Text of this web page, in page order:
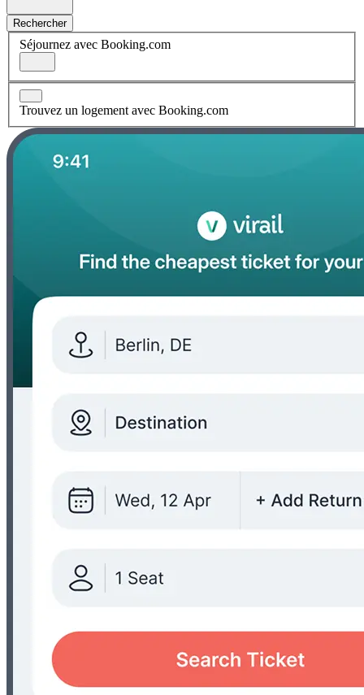
Rechercher
Séjournez avec Booking.com
Trouvez un logement avec Booking.com